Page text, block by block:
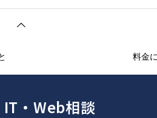
料金
・Web相談